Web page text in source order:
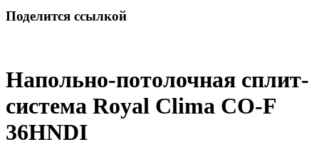
Поделится ссылкой
Напольно-потолочная сплит-
система Royal Clima CO-F
36HNDI